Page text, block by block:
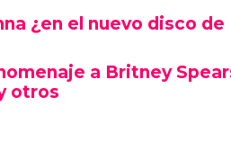
¿en el nuevo disco de
a Britney
otros